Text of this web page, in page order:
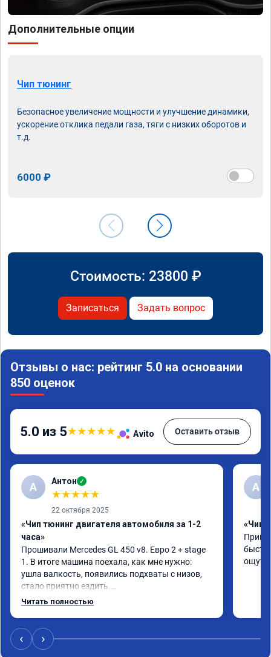
Дополнительные опции
Чип тюнинг
Безопасное увеличение мощности и улучшение динамики,
ускорение отклика педали газа, тяги с низких оборотов и
т.д.
6000 ₽
Стоимость: 23800 ₽
Записаться Задать вопрос
Отзывы о нас: рейтинг 5.0 на основании
850 оценок
5.0 из 5★★★★★ Avito Оставить отзыв
А Антон ✓
★★★★★
22 октября 2025
«Чип тюнинг двигателя автомобиля за 1-2
часа»
Прошивали Mercedes GL 450 v8. Евро 2 + stage
1. В итоге машина поехала, как мне нужно:
ушла валкость, появились подхваты с низов,
стало приятно ездить.
Одни из лучших трат, в авто! 🔥
Читать полностью
A
«Чип
‹ ›